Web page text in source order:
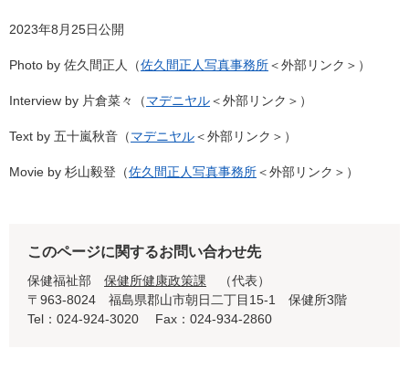
2023年8月25日公開
Photo by 佐久間正人（佐久間正人写真事務所＜外部リンク＞ ）
Interview by 片倉菜々（マデニヤル＜外部リンク＞ ）
Text by 五十嵐秋音（マデニヤル＜外部リンク＞ ）
Movie by 杉山毅登（佐久間正人写真事務所＜外部リンク＞ ）
このページに関するお問い合わせ先
保健福祉部 保健所健康政策課
代表
〒963-8024
福島県郡山市朝日二丁目15-1 保健所3階
Tel：024-924-3020
Fax：024-934-2860